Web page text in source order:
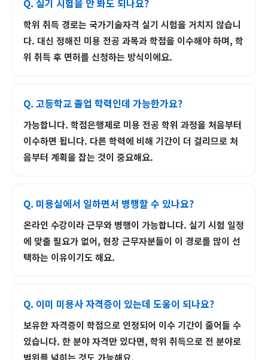
Q. 실기 시험을 안 봐도 되나요?
학위 취득 경로는 국가기술자격 실기 시험을 거치지 않습니
다. 대신 정해진 미용 전공 과목과 학점을 이수해야 하며, 학
위 취득 후 면허를 신청하는 방식이에요.
Q. 고등학교 졸업 학력인데 가능한가요?
가능합니다. 학점은행제로 미용 전공 학위 과정을 처음부터
이수하면 됩니다. 다른 학력에 비해 기간이 더 걸리므로 처
음부터 계획을 잡는 것이 중요해요.
Q. 미용실에서 일하면서 병행할 수 있나요?
온라인 수강이라 근무와 병행이 가능합니다. 실기 시험 일정
에 맞출 필요가 없어, 현장 근무자분들이 이 경로를 많이 선
택하는 이유이기도 해요.
Q. 이미 미용사 자격증이 있는데 도움이 되나요?
보유한 자격증이 학점으로 인정되어 이수 기간이 줄어들 수
있습니다. 한 분야 자격만 있다면, 학위 취득으로 전 분야로
범위를 넓히는 것도 가능해요.